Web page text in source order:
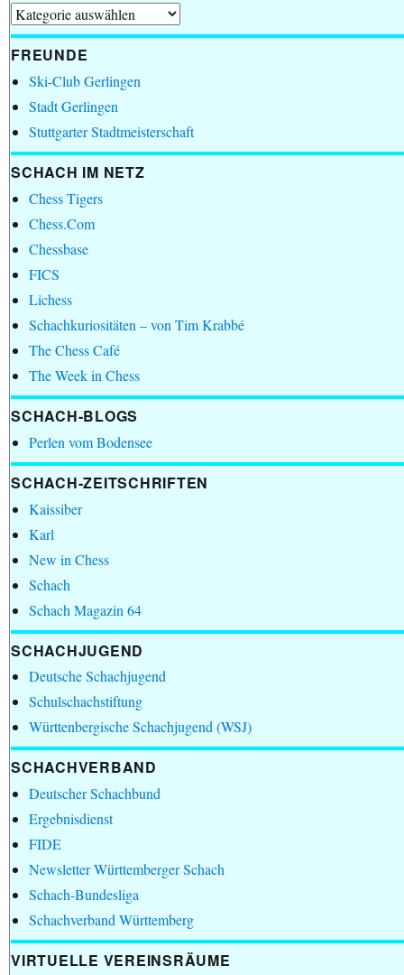
Kategorien
FREUNDE
Ski-Club Gerlingen
Stadt Gerlingen
Stuttgarter Stadtmeisterschaft
SCHACH IM NETZ
Chess Tigers
Chess.Com
Chessbase
FICS
Lichess
Schachkuriositäten – von Tim Krabbé
The Chess Café
The Week in Chess
SCHACH-BLOGS
Perlen vom Bodensee
SCHACH-ZEITSCHRIFTEN
Kaissiber
Karl
New in Chess
Schach
Schach Magazin 64
SCHACHJUGEND
Deutsche Schachjugend
Schulschachstiftung
Württenbergische Schachjugend (WSJ)
SCHACHVERBAND
Deutscher Schachbund
Ergebnisdienst
FIDE
Newsletter Württemberger Schach
Schach-Bundesliga
Schachverband Württemberg
VIRTUELLE VEREINSRÄUME